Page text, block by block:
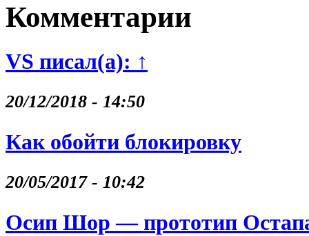
Комментарии
VS писал(а): ↑
20/12/2018 - 14:50
Как обойти блокировку
20/05/2017 - 10:42
Осип Шор — прототип